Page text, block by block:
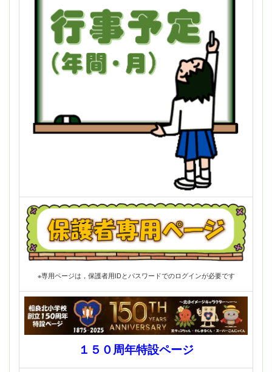
※専用ページは，保護者用IDとパスワードでのログインが必要です
１５０周年特設ページ